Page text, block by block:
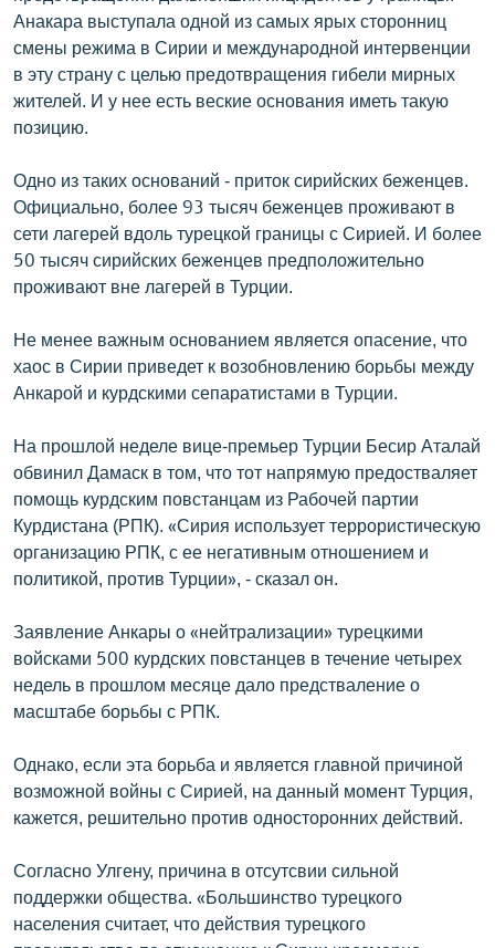
Анакара выступала одной из самых ярых сторонниц
смены режима в Сирии и международной интервенции
в эту страну с целью предотвращения гибели мирных
жителей. И у нее есть веские основания иметь такую
позицию.
Одно из таких оснований - приток сирийских беженцев.
Официально, более 93 тысяч беженцев проживают в
сети лагерей вдоль турецкой границы с Сирией. И более
50 тысяч сирийских беженцев предположительно
проживают вне лагерей в Турции.
Не менее важным основанием является опасение, что
хаос в Сирии приведет к возобновлению борьбы между
Анкарой и курдскими сепаратистами в Турции.
На прошлой неделе вице-премьер Турции Бесир Аталай
обвинил Дамаск в том, что тот напрямую предостваляет
помощь курдским повстанцам из Рабочей партии
Курдистана (РПК). «Сирия использует террористическую
организацию РПК, с ее негативным отношением и
политикой, против Турции», - сказал он.
Заявление Анкары о «нейтрализации» турецкими
войсками 500 курдских повстанцев в течение четырех
недель в прошлом месяце дало предстваление о
масштабе борьбы с РПК.
Однако, если эта борьба и является главной причиной
возможной войны с Сирией, на данный момент Турция,
кажется, решительно против односторонних действий.
Согласно Улгену, причина в отсутсвии сильной
поддержки общества. «Большинство турецкого
населения считает, что действия турецкого